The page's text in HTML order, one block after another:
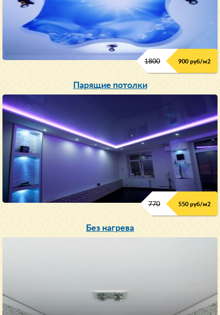
1800 900 руб/м2
Парящие потолки
770 550 руб/м2
Без нагрева